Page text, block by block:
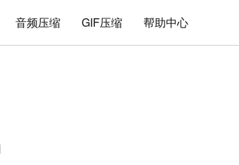
音频压缩 GIF压缩 帮助中心